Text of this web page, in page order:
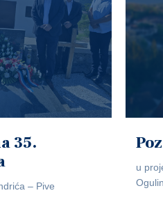
35.
– Pive
u
Ogulin